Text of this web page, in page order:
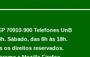
70910-900 Telefones UnB
Sábado, das 8h às 18h.
os direitos reservados.